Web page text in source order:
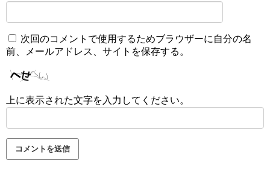
次回のコメントで使用するためブラウザーに自分の名
前、メールアドレス、サイトを保存する。
上に表示された文字を入力してください。